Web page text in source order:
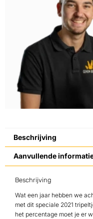
Beschrijving
Aanvullende
Beschrijving
Wat een jaar hebben we
met dit speciale 2021
het percentage moet je er